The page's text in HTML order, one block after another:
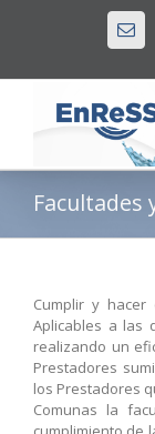
Facultades
Cumplir y hacer
Aplicables a las
realizando un
Prestadores
los Prestadores
Comunas la